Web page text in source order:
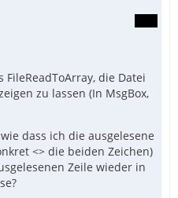
die Datei
zu lassen (In MsgBox,
dass ich die ausgelesene
<> die beiden Zeichen)
Zeile wieder in